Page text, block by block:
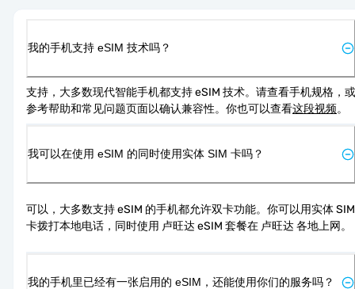
我的手机支持 eSIM 技术吗？
支持，大多数现代智能手机都支持 eSIM 技术。请查看手机规格，或
参考帮助和常见问题页面以确认兼容性。你也可以查看这段视频。
我可以在使用 eSIM 的同时使用实体 SIM 卡吗？
可以，大多数支持 eSIM 的手机都允许双卡功能。你可以用实体 SIM
卡拨打本地电话，同时使用 卢旺达 eSIM 套餐在 卢旺达 各地上网。
我的手机里已经有一张启用的 eSIM，还能使用你们的服务吗？